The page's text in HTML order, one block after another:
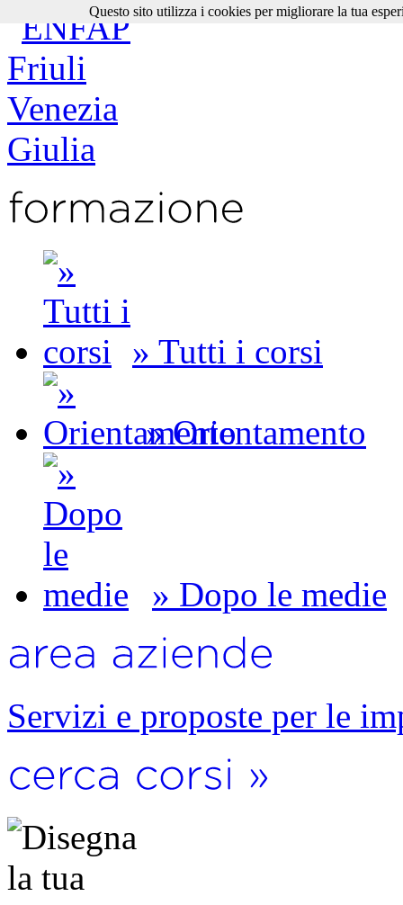
» Tutti i corsi
» Orientamento
» Dopo le medie
Servizi e proposte per le
Questo sito utilizza i cookies per migliorare la tua